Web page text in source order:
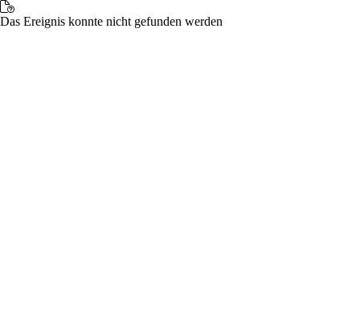
Das Ereignis konnte nicht gefunden werden